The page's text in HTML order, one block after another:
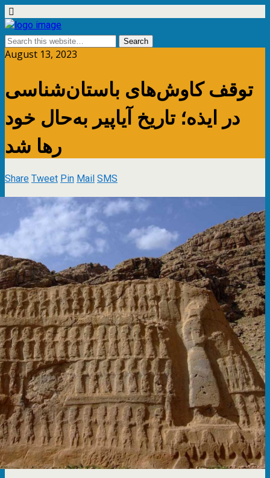
August 13, 2023
توقف کاوش‌های باستان‌شناسی
در ایذه؛ تاریخ آیاپیر به‌حال خود
رها شد
ShareTweetPinMailSMS